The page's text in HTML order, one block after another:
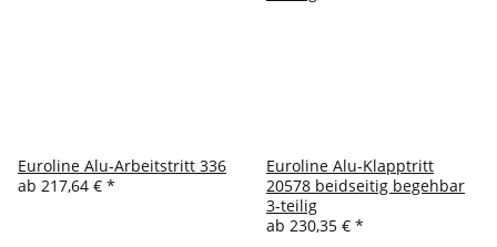
Euroline Alu-Arbeitstritt 336
ab 217,64 € *
Euroline Alu-Klapptritt
20578 beidseitig begehbar
3-teilig
ab 230,35 € *